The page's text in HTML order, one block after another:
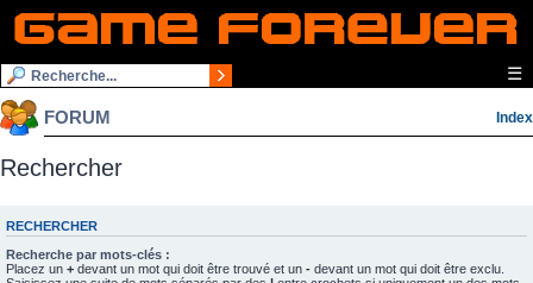
☰
FORUM Index
Rechercher
RECHERCHER
Recherche par mots-clés :
Placez un + devant un mot qui doit être trouvé et un - devant un mot qui doit être exclu.